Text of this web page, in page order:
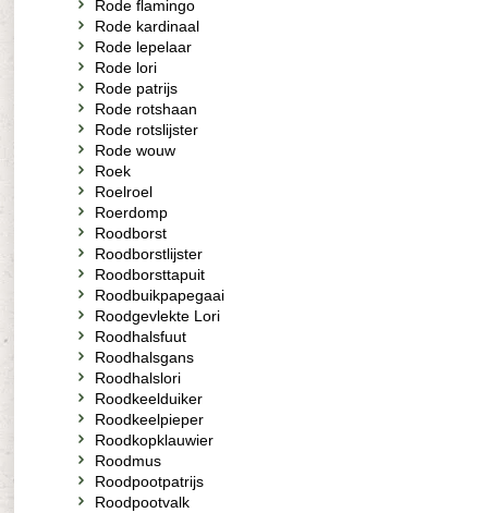
Rode flamingo
Rode kardinaal
Rode lepelaar
Rode lori
Rode patrijs
Rode rotshaan
Rode rotslijster
Rode wouw
Roek
Roelroel
Roerdomp
Roodborst
Roodborstlijster
Roodborsttapuit
Roodbuikpapegaai
Roodgevlekte Lori
Roodhalsfuut
Roodhalsgans
Roodhalslori
Roodkeelduiker
Roodkeelpieper
Roodkopklauwier
Roodmus
Roodpootpatrijs
Roodpootvalk